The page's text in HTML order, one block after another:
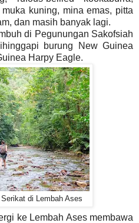
kuning, mina emas, pitta
dan masih banyak lagi.
di Pegunungan Sakofsiah
burung New Guinea
Harpy Eagle.
di Lembah Ases
ke Lembah Ases membawa